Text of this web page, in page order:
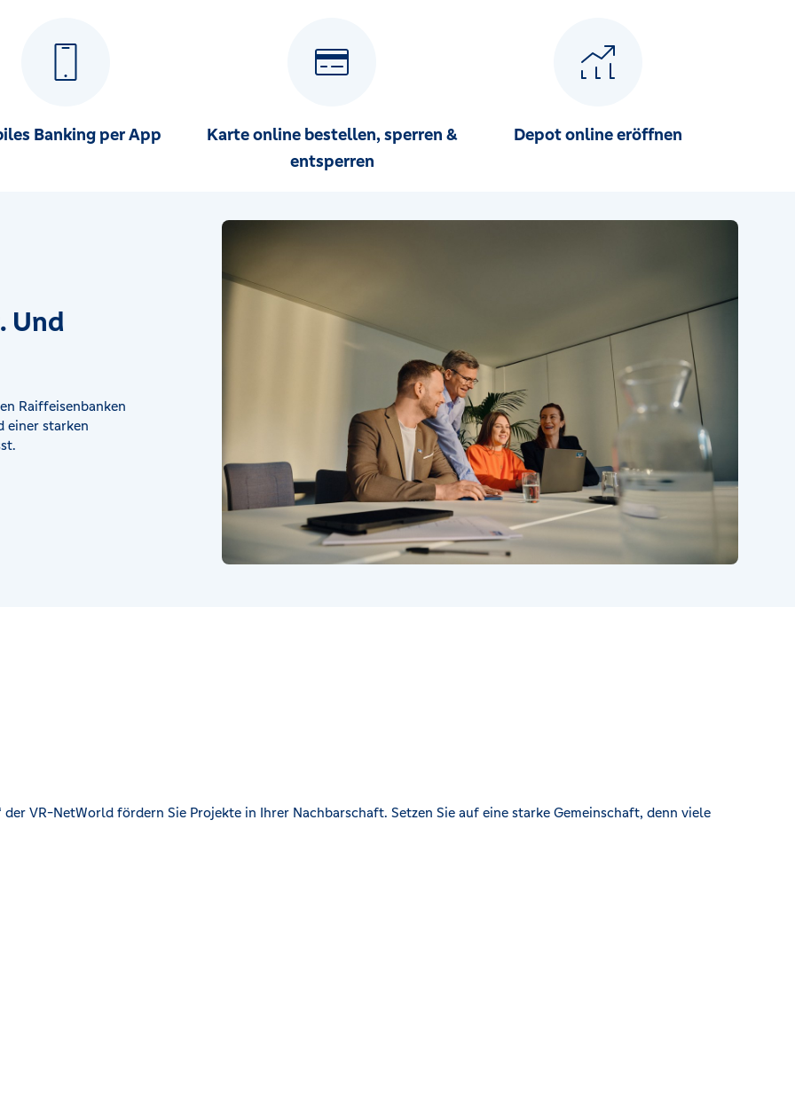
Banking per App
Karte online bestellen, sperren &
entsperren
Depot online eröffnen
Und
Raiffeisenbanken
einer starken
VR-NetWorld fördern Sie Projekte in Ihrer Nachbarschaft. Setzen Sie auf eine starke Gemeinschaft, denn viele